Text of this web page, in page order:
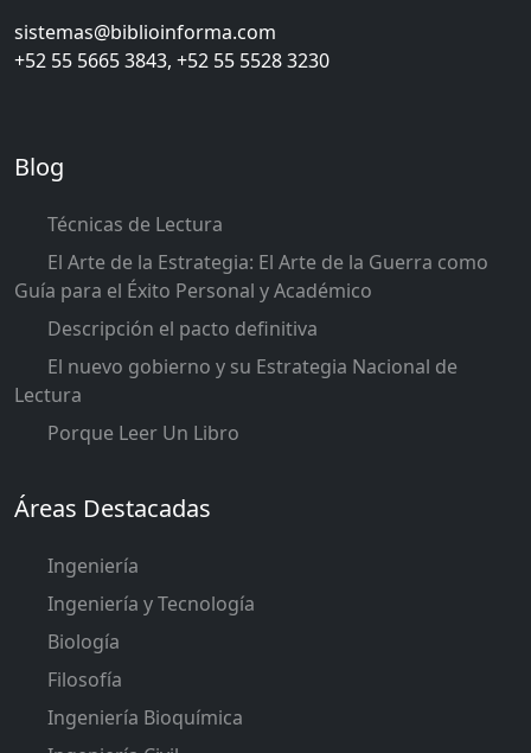
sistemas@biblioinforma.com
+52 55 5665 3843, +52 55 5528 3230
Blog
Técnicas de Lectura
El Arte de la Estrategia: El Arte de la Guerra como
Guía para el Éxito Personal y Académico
Descripción el pacto definitiva
El nuevo gobierno y su Estrategia Nacional de
Lectura
Porque Leer Un Libro
Áreas Destacadas
Ingeniería
Ingeniería y Tecnología
Biología
Filosofía
Ingeniería Bioquímica